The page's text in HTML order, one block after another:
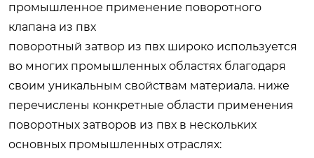
промышленное применение поворотного
клапана из пвх
поворотный затвор из пвх широко используется
во многих промышленных областях благодаря
своим уникальным свойствам материала. ниже
перечислены конкретные области применения
поворотных затворов из пвх в нескольких
основных промышленных отраслях: